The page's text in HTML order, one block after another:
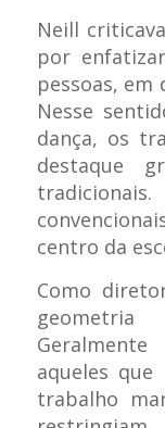
Neill
por
pessoas,
Nesse
dança, os
destaque
centro da
Como
aqueles
trabalho